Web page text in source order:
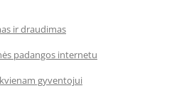
ir draudimas
padangos internetu
gyventojui